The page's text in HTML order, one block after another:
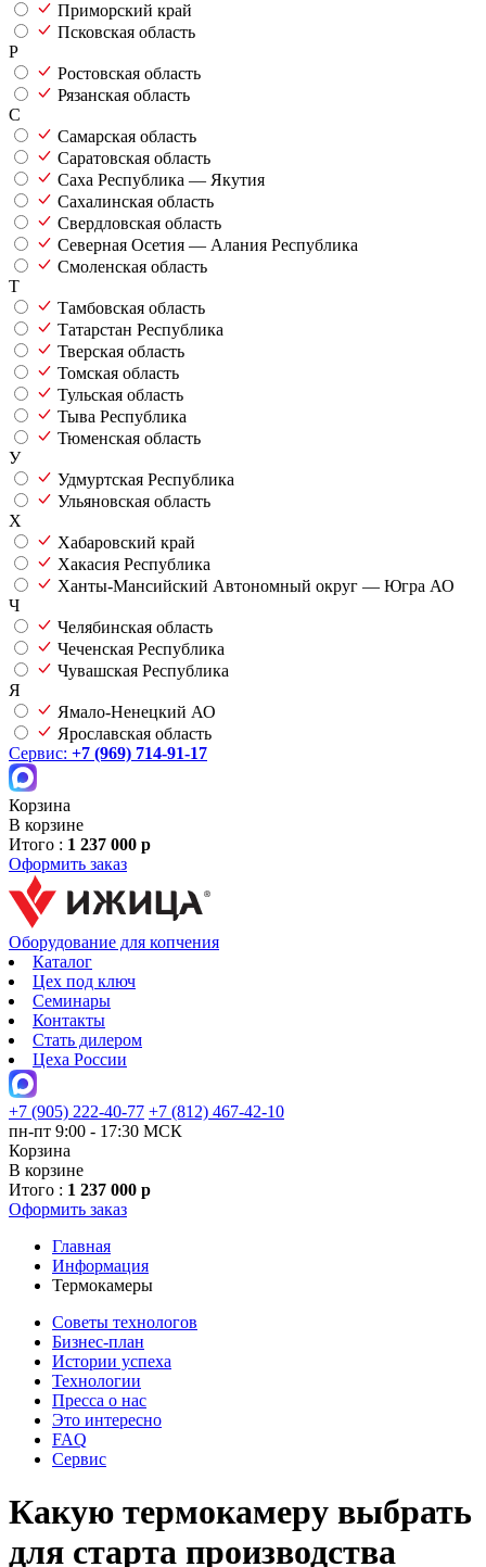
Приморский край
Псковская область
Р
Ростовская область
Рязанская область
С
Самарская область
Саратовская область
Саха Республика — Якутия
Сахалинская область
Свердловская область
Северная Осетия — Алания Республика
Смоленская область
Т
Тамбовская область
Татарстан Республика
Тверская область
Томская область
Тульская область
Тыва Республика
Тюменская область
У
Удмуртская Республика
Ульяновская область
Х
Хабаровский край
Хакасия Республика
Ханты-Мансийский Автономный округ — Югра АО
Ч
Челябинская область
Чеченская Республика
Чувашская Республика
Я
Ямало-Ненецкий АО
Ярославская область
Сервис: +7 (969) 714-91-17
Корзина
В корзине
Итого : 1 237 000 р
Оформить заказ
Оборудование для копчения
Каталог
Цех под ключ
Семинары
Контакты
Стать дилером
Цеха России
+7 (905) 222-40-77 +7 (812) 467-42-10
пн-пт 9:00 - 17:30 МСК
Корзина
В корзине
Итого : 1 237 000 р
Оформить заказ
Главная
Информация
Термокамеры
Советы технологов
Бизнес-план
Истории успеха
Технологии
Пресса о нас
Это интересно
FAQ
Сервис
Какую термокамеру выбрать
для старта производства